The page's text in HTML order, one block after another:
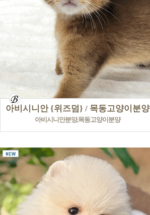
아비시니안 {위즈덤} / 목동고양이분양
아비시니안분양,목동고양이분양